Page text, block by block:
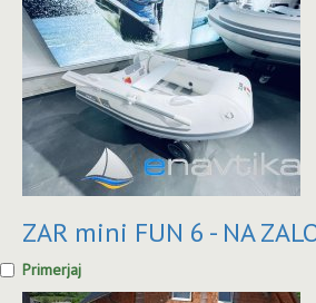
ZAR mini FUN 6 - NA
Primerjaj